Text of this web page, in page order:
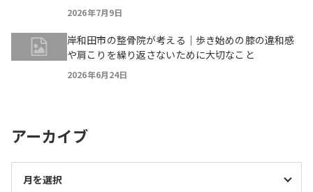
2026年7月9日
岸和田市の整骨院が考える｜歩き始めの膝の違和感
や肩こりを繰り返さないために大切なこと
2026年6月24日
アーカイブ